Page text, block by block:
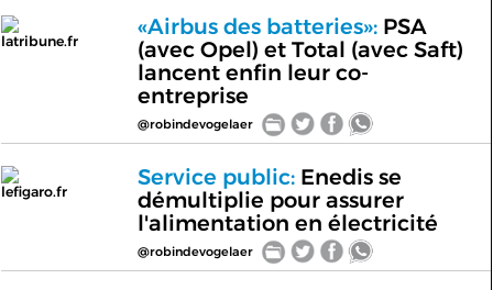
latribune.fr
«Airbus des batteries»:PSA
(avec Opel) et Total (avec Saft)
lancent enfin leur co-
entreprise
@robindevogelaer
lefigaro.fr
Service public:Enedis se
démultiplie pour assurer
l'alimentation en électricité
@robindevogelaer